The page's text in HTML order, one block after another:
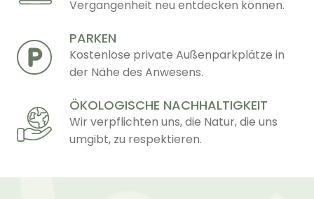
Vergangenheit neu entdecken können.
PARKEN
Kostenlose private Außenparkplätze in
der Nähe des Anwesens.
ÖKOLOGISCHE NACHHALTIGKEIT
Wir verpflichten uns, die Natur, die uns
umgibt, zu respektieren.